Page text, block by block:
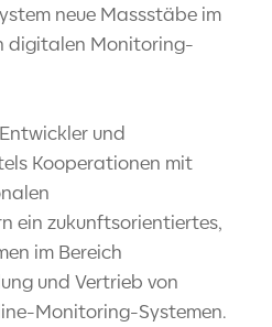
neue Massstäbe im
digitalen Monitoring-
und
Kooperationen mit
ein zukunftsorientiertes,
im Bereich
und Vertrieb von
Monitoring-Systemen.